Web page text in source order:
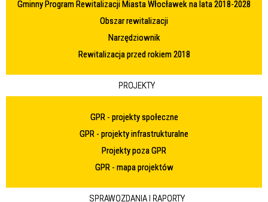
Gminny Program Rewitalizacji Miasta Włocławek na lata 2018-2028
Obszar rewitalizacji
Narzędziownik
Rewitalizacja przed rokiem 2018
PROJEKTY
GPR - projekty społeczne
GPR - projekty infrastrukturalne
Projekty poza GPR
GPR - mapa projektów
SPRAWOZDANIA I RAPORTY